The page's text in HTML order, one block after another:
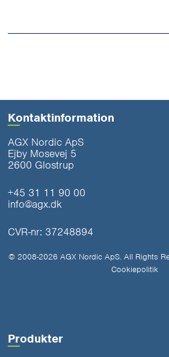
Kontaktinformation
AGX Nordic ApS
Ejby Mosevej 5
2600 Glostrup
+45 31 11 90 00
info@agx.dk
CVR-nr: 37248894
© 2008-2026 AGX Nordic ApS. All Rights
Cookiepolitik
Produkter